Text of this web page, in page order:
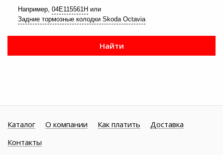
Например, 04E115561H или
Задние тормозные колодки Skoda Octavia
Найти
Каталог О компании Как платить
Доставка
Контакты